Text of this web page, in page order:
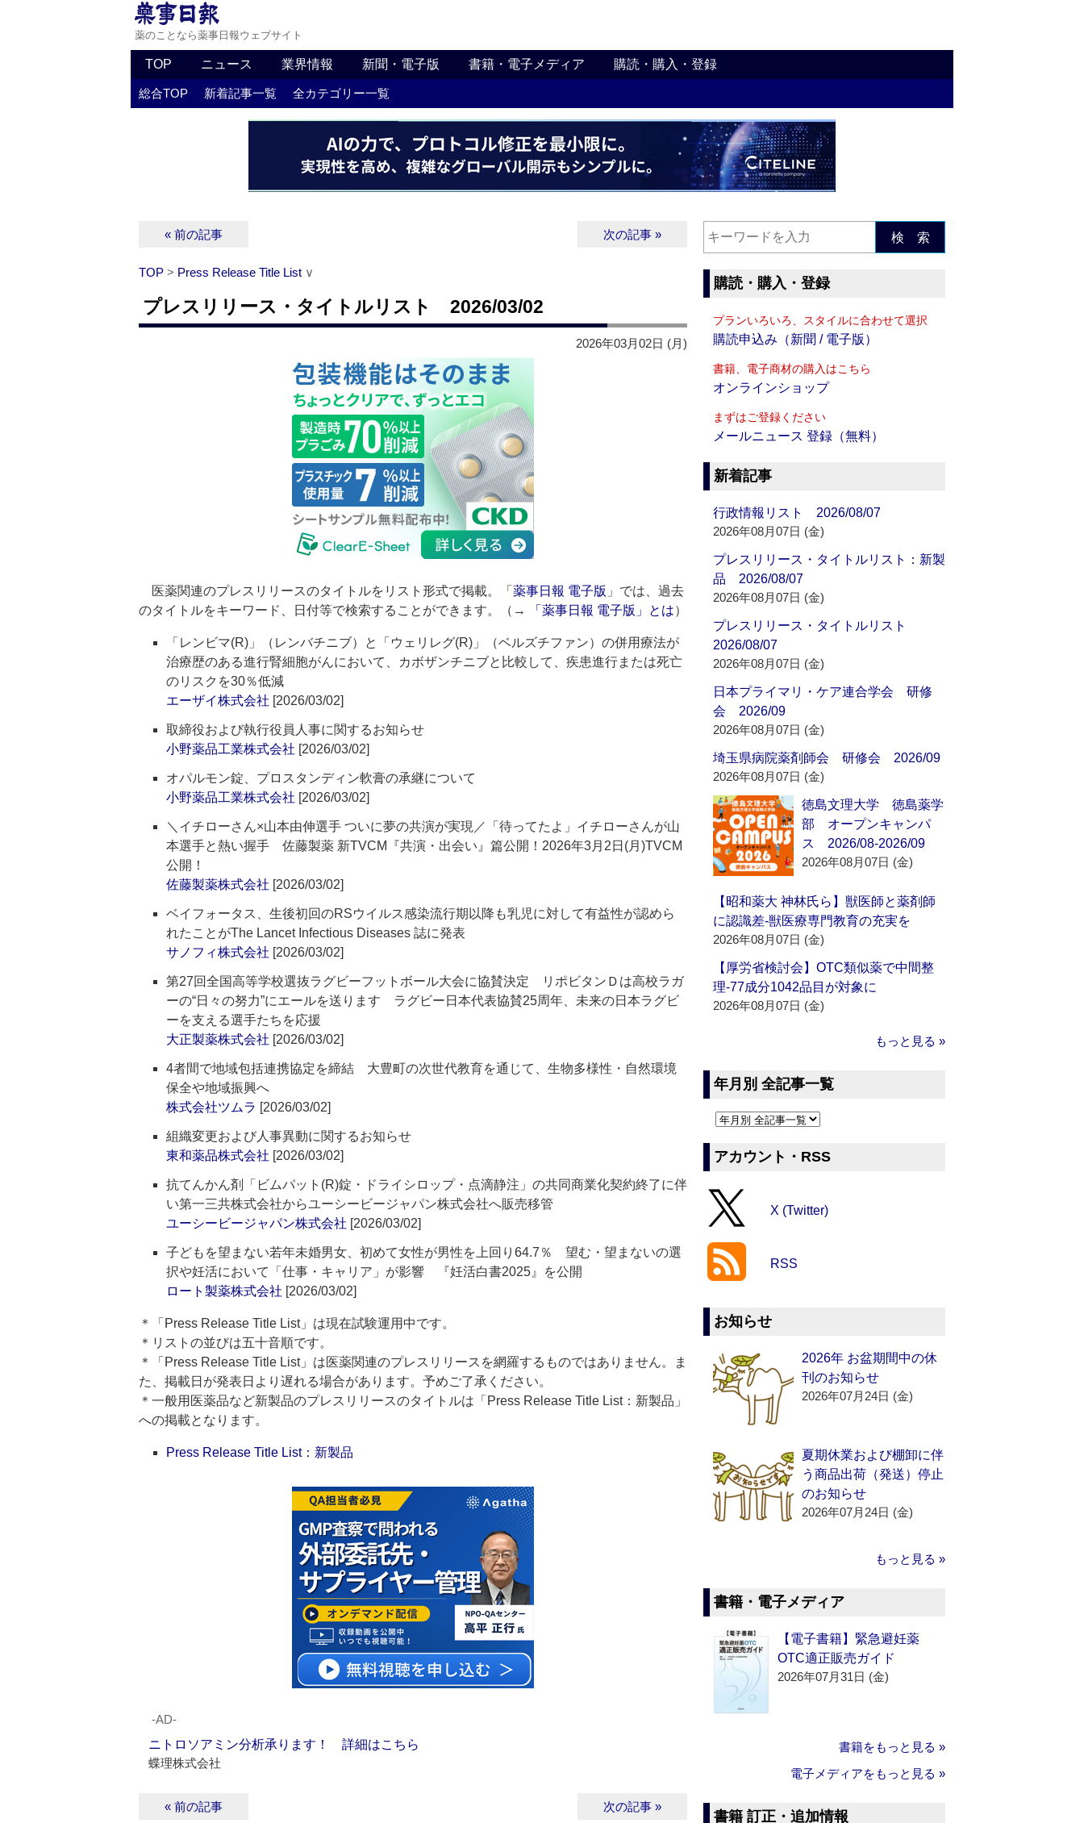
薬のことなら薬事日報ウェブサイト
TOP ニュース 業界情報 新聞・電子版 書籍・電子メディア 購読・購入・登録
総合TOP 新着記事一覧 全カテゴリー一覧
« 前の記事 次の記事 »
TOP > Press Release Title List ∨
プレスリリース・タイトルリスト 2026/03/02
2026年03月02日 (月)
医薬関連のプレスリリースのタイトルをリスト形式で掲載。「 薬事日報 電子版 」では、過去
のタイトルをキーワード、日付等で検索することができます。（→
「薬事日報 電子版」とは）
「レンビマ(R)」（レンバチニブ）と「ウェリレグ(R)」（ベルズチファン）の併用療法が
治療歴のある進行腎細胞がんにおいて、カボザンチニブと比較して、疾患進行または死亡
のリスクを30％低減
エーザイ株式会社 [2026/03/02]
取締役および執行役員人事に関するお知らせ
小野薬品工業株式会社 [2026/03/02]
オパルモン錠、プロスタンディン軟膏の承継について
小野薬品工業株式会社 [2026/03/02]
＼イチローさん×山本由伸選手 ついに夢の共演が実現／「待ってたよ」イチローさんが山
本選手と熱い握手 佐藤製薬 新TVCM『共演・出会い』篇公開！2026年3月2日(月)TVCM
公開！
佐藤製薬株式会社 [2026/03/02]
ベイフォータス、生後初回のRSウイルス感染流行期以降も乳児に対して有益性が認めら
れたことがThe Lancet Infectious Diseases 誌に発表
サノフィ株式会社 [2026/03/02]
第27回全国高等学校選抜ラグビーフットボール大会に協賛決定 リポビタンＤは高校ラガ
ーの“日々の努力”にエールを送ります ラグビー日本代表協賛25周年、未来の日本ラグビ
ーを支える選手たちを応援
大正製薬株式会社 [2026/03/02]
4者間で地域包括連携協定を締結 大豊町の次世代教育を通じて、生物多様性・自然環境
保全や地域振興へ
株式会社ツムラ [2026/03/02]
組織変更および人事異動に関するお知らせ
東和薬品株式会社 [2026/03/02]
抗てんかん剤「ビムパット(R)錠・ドライシロップ・点滴静注」の共同商業化契約終了に伴
い第一三共株式会社からユーシービージャパン株式会社へ販売移管
ユーシービージャパン株式会社 [2026/03/02]
子どもを望まない若年未婚男女、初めて女性が男性を上回り64.7％ 望む・望まないの選
択や妊活において「仕事・キャリア」が影響 『妊活白書2025』を公開
ロート製薬株式会社 [2026/03/02]
＊「Press Release Title List」は現在試験運用中です。
＊リストの並びは五十音順です。
＊「Press Release Title List」は医薬関連のプレスリリースを網羅するものではありません。ま
た、掲載日が発表日より遅れる場合があります。予めご了承ください。
＊一般用医薬品など新製品のプレスリリースのタイトルは「Press Release Title List：新製品」
への掲載となります。
Press Release Title List：新製品
‐AD‐
ニトロソアミン分析承ります！ 詳細はこちら
蝶理株式会社
« 前の記事 次の記事 »
検 索
購読・購入・登録
プランいろいろ、スタイルに合わせて選択
購読申込み（新聞 / 電子版）
書籍、電子商材の購入はこちら
オンラインショップ
まずはご登録ください
メールニュース 登録（無料）
新着記事
行政情報リスト 2026/08/07
2026年08月07日 (金)
プレスリリース・タイトルリスト：新製
品 2026/08/07
2026年08月07日 (金)
プレスリリース・タイトルリスト
2026/08/07
2026年08月07日 (金)
日本プライマリ・ケア連合学会 研修
会 2026/09
2026年08月07日 (金)
埼玉県病院薬剤師会 研修会 2026/09
2026年08月07日 (金)
徳島文理大学 徳島薬学
部 オープンキャンパ
ス 2026/08-2026/09
2026年08月07日 (金)
【昭和薬大 神林氏ら】獣医師と薬剤師
に認識差‐獣医療専門教育の充実を
2026年08月07日 (金)
【厚労省検討会】OTC類似薬で中間整
理‐77成分1042品目が対象に
2026年08月07日 (金)
もっと見る »
年月別 全記事一覧
アカウント・RSS
X (Twitter)
RSS
お知らせ
2026年 お盆期間中の休
刊のお知らせ
2026年07月24日 (金)
夏期休業および棚卸に伴
う商品出荷（発送）停止
のお知らせ
2026年07月24日 (金)
もっと見る »
書籍・電子メディア
【電子書籍】緊急避妊薬
OTC適正販売ガイド
2026年07月31日 (金)
書籍をもっと見る »
電子メディアをもっと見る »
書籍 訂正・追加情報